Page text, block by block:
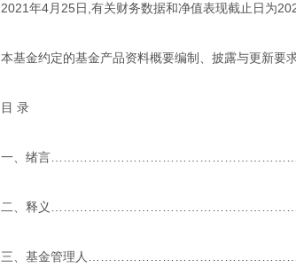
2021年4月25日,有关财务数据和净值表现截止日为
本基金约定的基金产品资料概要编制、披露与更新要
目 录
一、绪言
二、释义
三、基金管理人